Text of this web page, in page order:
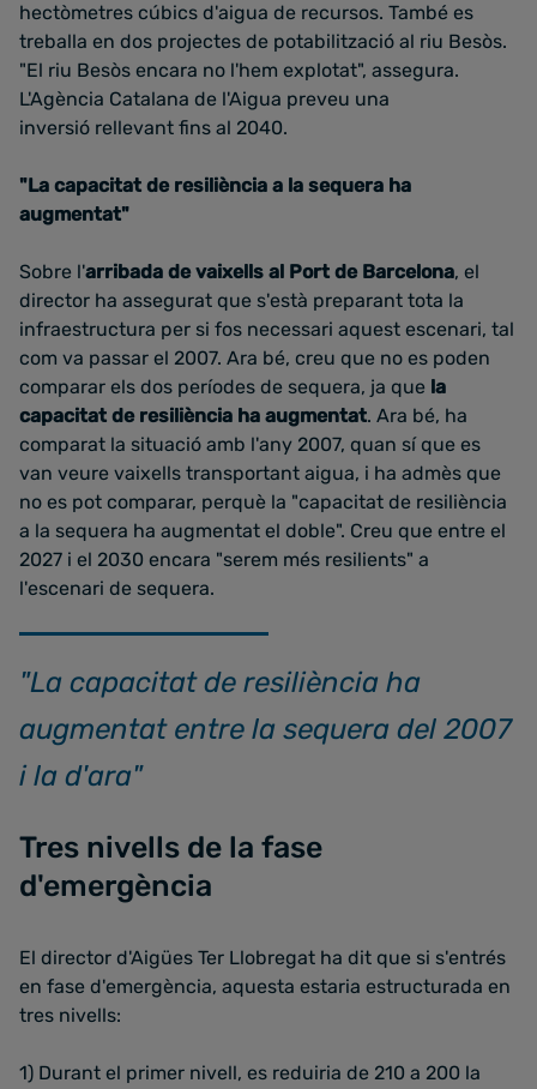
hectòmetres cúbics d'aigua de recursos. També es
treballa en dos projectes de potabilització al riu Besòs.
"El riu Besòs encara no l'hem explotat", assegura.
L'Agència Catalana de l'Aigua preveu una
inversió rellevant fins al 2040.
"La capacitat de resiliència a la sequera ha
augmentat"
Sobre l'arribada de vaixells al Port de Barcelona, el
director ha assegurat que s'està preparant tota la
infraestructura per si fos necessari aquest escenari, tal
com va passar el 2007. Ara bé, creu que no es poden
comparar els dos períodes de sequera, ja que la
capacitat de resiliència ha augmentat. Ara bé, ha
comparat la situació amb l'any 2007, quan sí que es
van veure vaixells transportant aigua, i ha admès que
no es pot comparar, perquè la "capacitat de resiliència
a la sequera ha augmentat el doble". Creu que entre el
2027 i el 2030 encara "serem més resilients" a
l'escenari de sequera.
"La capacitat de resiliència ha
augmentat entre la sequera del 2007
i la d'ara"
Tres nivells de la fase
d'emergència
El director d'Aigües Ter Llobregat ha dit que si s'entrés
en fase d'emergència, aquesta estaria estructurada en
tres nivells:
1) Durant el primer nivell, es reduiria de 210 a 200 la